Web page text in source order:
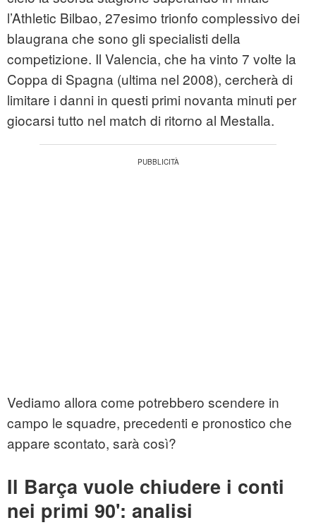
l’Athletic Bilbao, 27esimo trionfo complessivo dei
blaugrana che sono gli specialisti della
competizione. Il Valencia, che ha vinto 7 volte la
Coppa di Spagna (ultima nel 2008), cercherà di
limitare i danni in questi primi novanta minuti per
giocarsi tutto nel match di ritorno al Mestalla.
Vediamo allora come potrebbero scendere in
campo le squadre, precedenti e pronostico che
appare scontato, sarà così?
Il Barça vuole chiudere i conti
nei primi 90': analisi